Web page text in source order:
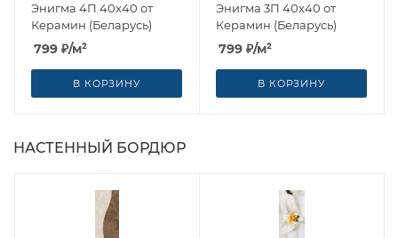
Энигма 4П 40x40 от
Керамин (Беларусь)
799 ₽/м²
В КОРЗИНУ
Энигма 3П 40x40 от
Керамин (Беларусь)
799 ₽/м²
В КОРЗИНУ
НАСТЕННЫЙ БОРДЮР